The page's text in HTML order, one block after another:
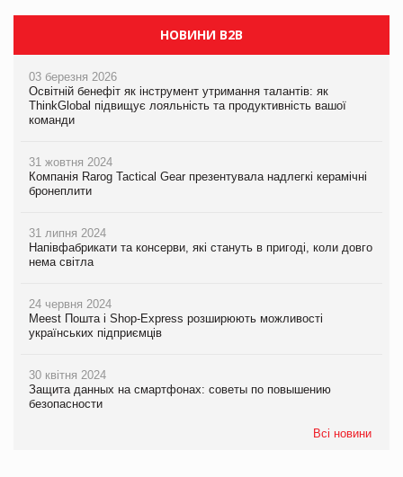
НОВИНИ B2B
03 березня 2026
Освітній бенефіт як інструмент утримання талантів: як
ThinkGlobal підвищує лояльність та продуктивність вашої
команди
31 жовтня 2024
Компанія Rarog Tactical Gear презентувала надлегкі керамічні
бронеплити
31 липня 2024
Напівфабрикати та консерви, які стануть в пригоді, коли довго
нема світла
24 червня 2024
Meest Пошта і Shop-Express розширюють можливості
українських підприємців
30 квітня 2024
Защита данных на смартфонах: советы по повышению
безопасности
Всі новини